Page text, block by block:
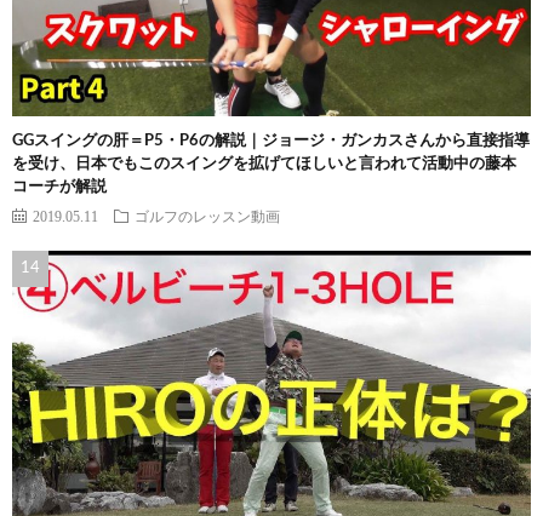
GGスイングの肝＝P5・P6の解説｜ジョージ・ガンカスさんから直接指導
を受け、日本でもこのスイングを拡げてほしいと言われて活動中の藤本
コーチが解説
2019.05.11 ゴルフのレッスン動画